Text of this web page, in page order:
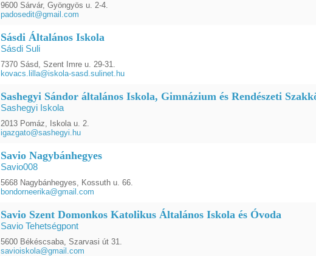
9600 Sárvár, Gyöngyös u. 2-4.
padosedit@gmail.com
Sásdi Általános Iskola
Sásdi Suli
7370 Sásd, Szent Imre u. 29-31.
kovacs.lilla@iskola-sasd.sulinet.hu
Sashegyi Sándor általános Iskola, Gimnázium és Rendészeti
Sashegyi Iskola
2013 Pomáz, Iskola u. 2.
igazgato@sashegyi.hu
Savio Nagybánhegyes
Savio008
5668 Nagybánhegyes, Kossuth u. 66.
bondorneerika@gmail.com
Savio Szent Domonkos Katolikus Általános Iskola és Óvoda
Savio Tehetségpont
5600 Békéscsaba, Szarvasi út 31.
savioiskola@gmail.com